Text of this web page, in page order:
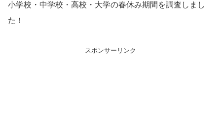
小学校・中学校・高校・大学の春休み期間を調査しまし
た！
スポンサーリンク